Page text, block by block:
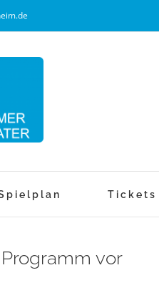
Tickets
vor